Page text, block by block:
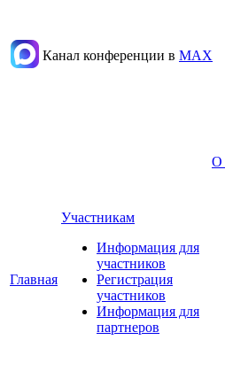
Канал конференции в МАХ
Главная
Участникам
Информация для
участников
Регистрация
участников
Информация для
партнеров
О